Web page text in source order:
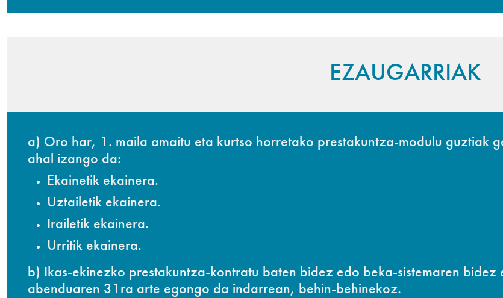
EZAUGARRIAK
a) Oro har, 1. maila amaitu eta kurtso horretako prestakuntza-modulu guztiak
ahal izango da:
Ekainetik ekainera.
Uztailetik ekainera.
Irailetik ekainera.
Urritik ekainera.
b) Ikas-ekinezko prestakuntza-kontratu baten bidez edo beka-sistemaren
abenduaren 31ra arte egongo da indarrean, behin-behinekoz.